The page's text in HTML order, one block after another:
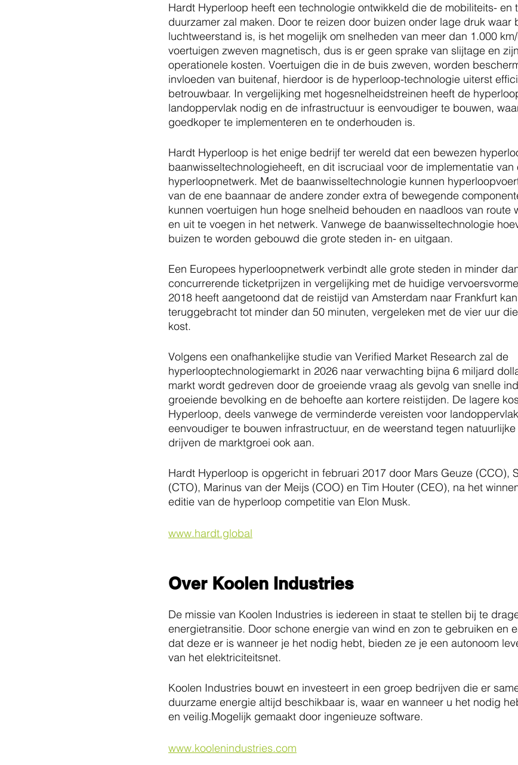
Hardt Hyperloop heeft een technologie ontwikkeld die de mobiliteits- en
duurzamer zal maken. Door te reizen door buizen onder lage druk waar
luchtweerstand is, is het mogelijk om snelheden van meer dan 1.000
voertuigen zweven magnetisch, dus is er geen sprake van slijtage en
operationele kosten. Voertuigen die in de buis zweven, worden
invloeden van buitenaf, hierdoor is de hyperloop-technologie uiterst
betrouwbaar. In vergelijking met hogesnelheidstreinen heeft de
landoppervlak nodig en de infrastructuur is eenvoudiger te bouwen,
goedkoper te implementeren en te onderhouden is.
Hardt Hyperloop is het enige bedrijf ter wereld dat een bewezen
baanwisseltechnologieheeft, en dit iscruciaal voor de implementatie van
hyperloopnetwerk. Met de baanwisseltechnologie kunnen
van de ene baannaar de andere zonder extra of bewegende
kunnen voertuigen hun hoge snelheid behouden en naadloos van route
en uit te voegen in het netwerk. Vanwege de baanwisseltechnologie
buizen te worden gebouwd die grote steden in- en uitgaan.
Een Europees hyperloopnetwerk verbindt alle grote steden in minder
concurrerende ticketprijzen in vergelijking met de huidige
2018 heeft aangetoond dat de reistijd van Amsterdam naar Frankfurt
teruggebracht tot minder dan 50 minuten, vergeleken met de vier uur
kost.
Volgens een onafhankelijke studie van Verified Market Research zal de
hyperlooptechnologiemarkt in 2026 naar verwachting bijna 6 miljard
markt wordt gedreven door de groeiende vraag als gevolg van snelle
groeiende bevolking en de behoefte aan kortere reistijden. De lagere
Hyperloop, deels vanwege de verminderde vereisten voor
eenvoudiger te bouwen infrastructuur, en de weerstand tegen
drijven de marktgroei ook aan.
Hardt Hyperloop is opgericht in februari 2017 door Mars Geuze (CCO),
(CTO), Marinus van der Meijs (COO) en Tim Houter (CEO), na het
editie van de hyperloop competitie van Elon Musk.
www.hardt.global
Over Koolen Industries
De missie van Koolen Industries is iedereen in staat te stellen bij te
energietransitie. Door schone energie van wind en zon te gebruiken en
dat deze er is wanneer je het nodig hebt, bieden ze je een autonoom
van het elektriciteitsnet.
Koolen Industries bouwt en investeert in een groep bedrijven die er
duurzame energie altijd beschikbaar is, waar en wanneer u het nodig
en veilig.Mogelijk gemaakt door ingenieuze software.
www.koolenindustries.com